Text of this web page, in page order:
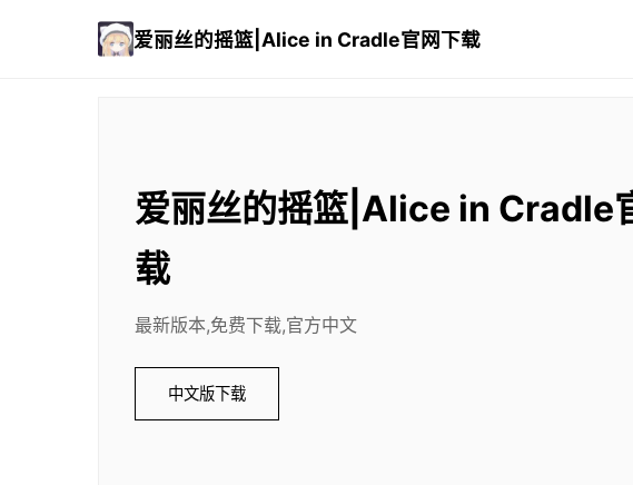
爱丽丝的摇篮|Alice in Cradle官网下载
爱丽丝的摇篮|Alice in Cradle
载
最新版本,免费下载,官方中文
中文版下载